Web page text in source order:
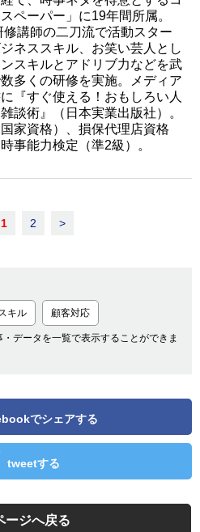
ペーパー」に19年間所属。
講師の二刀流で活動スター
ネススキル、お笑い芸人とし
スキルとアドリブ力などを武
多くの研修を実施。メディア
『すぐ使える！おもしろい人
談術』（日本実業出版社）。
家資格）、損保代理店資格
事能力検定（準2級）。
1 2 >
キル 顧客対応
データを一覧で表示することができま
でシェアする
tweetする
ージへ戻る